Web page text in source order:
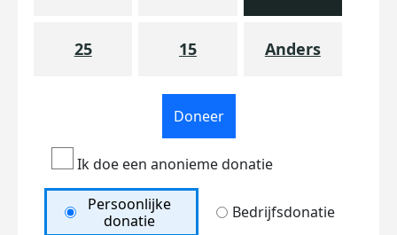
25 15 Anders
Doneer
Ik doe een anonieme donatie
Persoonlijke
donatie
Bedrijfsdonatie